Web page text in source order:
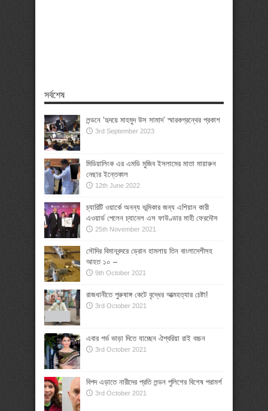
সর্বশেষ
লন্ডনে ‘হৃদয়ে মাহমুদ উস সামাদ’ স্মারকগ্রন্থের প্রকাশ
3rd September 2023
মিডিয়ালিংক এর এমডি মুজিব ইসলামের মাতা মায়ারুন
নেছার ইন্তেকাল
12th June 2022
চ্যারিটি ওয়ার্কে অনন্য ভূমিকার জন্য এশিয়ান কারী
এওয়ার্ড পেলেন চ্যানেল এস ফাউণ্ডার মাহী ফেরদৌস
25th November 2021
সৌদির বিমানবন্দরে ড্রোন হামলায় তিন বাংলাদেশীসহ
আহত ১০ –
9th October 2021
রাজধানীতে পুরুষাঙ্গ কেটে বৃদ্ধের আত্মহত্যার চেষ্টা!
3rd October 2021
এবার গর্ভ ভাড়া দিতে যাচ্ছেন ঐশ্বরিয়া রাই বচ্চন
3rd October 2021
বিপদ এড়াতে নারীদের প্রতি লন্ডন পুলিশের বিশেষ পরামর্শ
3rd October 2021